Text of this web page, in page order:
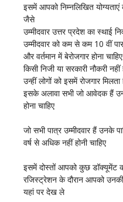
इसमें आपको निम्नलिखित योग्यताएं
जैसे
उम्मीदवार उत्तर प्रदेश का स्थाई
उम्मीदवार को कम से कम 10 वीं
और वर्तमान में बेरोजगार होना चाहिए
किसी निजी या सरकारी नौकरी नहीं
उन्हीं लोगों को इसमें रोजगार मिलता
इसके अलावा सभी जो आवेदक हैं
होना चाहिए
जो सभी पात्र उम्मीदवार हैं उनके
वर्ष से अधिक नहीं होनी चाहिए
इसमें दोस्तों आपको कुछ डॉक्यूमेंट
रजिस्ट्रेशन के दौरान आपको
यहां पर देख ले